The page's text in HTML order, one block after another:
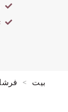
بيت >